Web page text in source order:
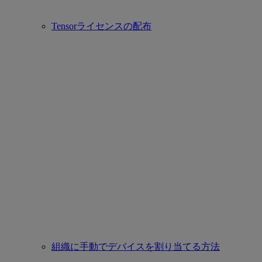
Tensorライセンスの配布
組織に手動でデバイスを割り当てる方法